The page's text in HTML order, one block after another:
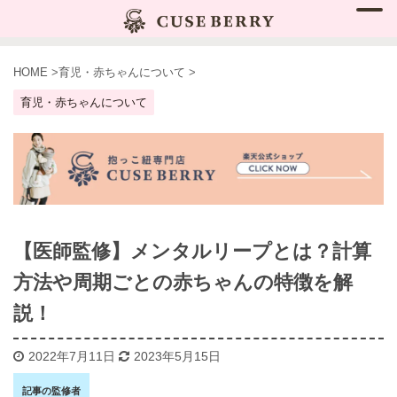
HOME >育児・赤ちゃんについて >
育児・赤ちゃんについて
【医師監修】メンタルリープとは？計算
方法や周期ごとの赤ちゃんの特徴を解
説！
2022年7月11日 2023年5月15日
記事の監修者